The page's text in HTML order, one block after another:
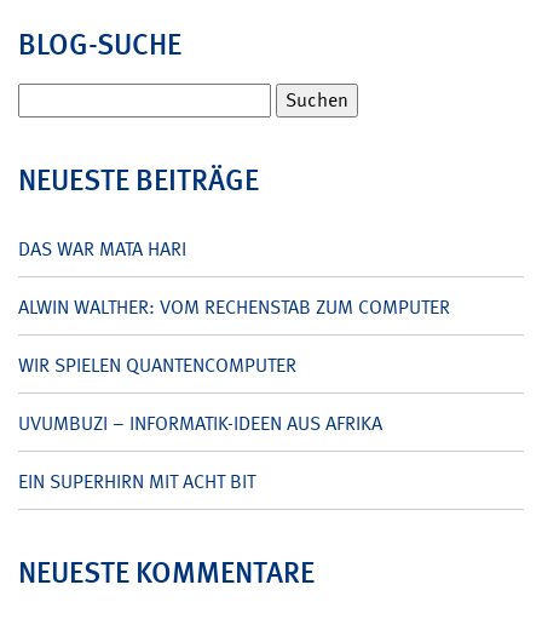
BLOG-SUCHE
nach:
NEUESTE BEITRÄGE
DAS WAR MATA HARI
ALWIN WALTHER: VOM RECHENSTAB ZUM COMPUTER
WIR SPIELEN QUANTENCOMPUTER
UVUMBUZI – INFORMATIK-IDEEN AUS AFRIKA
EIN SUPERHIRN MIT ACHT BIT
NEUESTE KOMMENTARE